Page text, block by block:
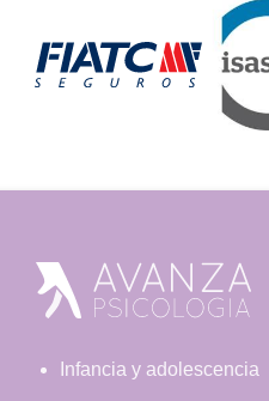
Footer
Infancia y adolescencia